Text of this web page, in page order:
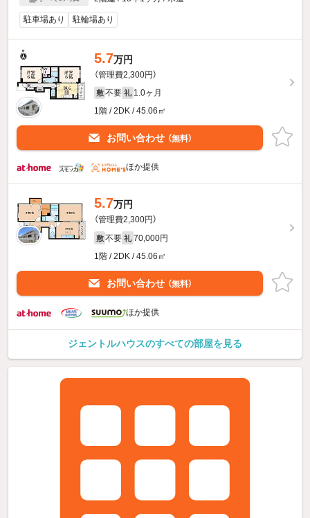
駐車場あり 駐輪場あり
5.7万円
（管理費2,300円）
敷 不要 礼 1.0ヶ月
1階 / 2DK / 45.06㎡
お問い合わせ （無料）
ほか提供
5.7万円
（管理費2,300円）
敷 不要 礼 70,000円
1階 / 2DK / 45.06㎡
お問い合わせ （無料）
ほか提供
ジェントルハウスのすべての部屋を見る